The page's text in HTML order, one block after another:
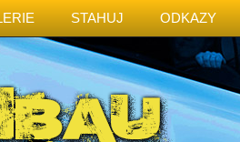
STAHUJ ODKAZY